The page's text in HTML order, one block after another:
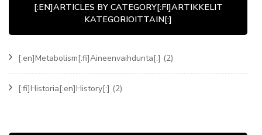
[:EN]ARTICLES BY CATEGORY[:FI]ARTIKKELIT
KATEGORIOITTAIN[:]
[:en]Metabolism[:fi]Aineenvaihdunta[:] (2)
[:fi]Historia[:en]History[:] (2)